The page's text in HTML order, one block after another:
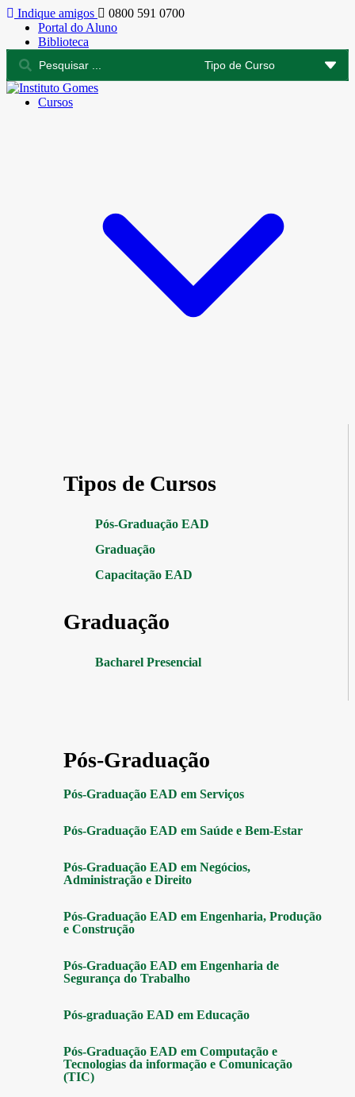
Indique amigos
0800 591 0700
Portal do Aluno
Biblioteca
Cursos
Tipos de Cursos
Pós-Graduação EAD
Graduação
Capacitação EAD
Graduação
Bacharel Presencial
Pós-Graduação
Pós-Graduação EAD em Serviços
Pós-Graduação EAD em Saúde e Bem-Estar
Pós-Graduação EAD em Negócios,
Administração e Direito
Pós-Graduação EAD em Engenharia, Produção
e Construção
Pós-Graduação EAD em Engenharia de
Segurança do Trabalho
Pós-graduação EAD em Educação
Pós-Graduação EAD em Computação e
Tecnologias da informação e Comunicação
(TIC)